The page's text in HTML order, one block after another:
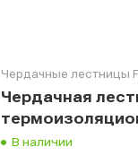
Чердачные лестницы
Чердачная
В наличии